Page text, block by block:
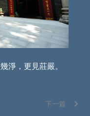
淨，更見莊嚴。
下一篇